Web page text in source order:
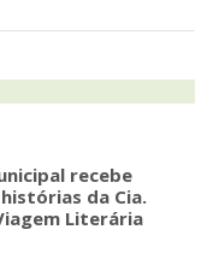
recebe
da Cia.
Literária